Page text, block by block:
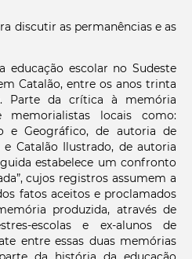
discutir as permanências e as
educação escolar no Sudeste
Catalão, entre os anos trinta
Parte da crítica à memória
locais como:
e Geográfico, de autoria de
Catalão Ilustrado, de autoria
estabelece um confronto
cujos registros assumem a
fatos aceitos e proclamados
produzida, através de
escolas e ex-alunos de
entre essas duas memórias